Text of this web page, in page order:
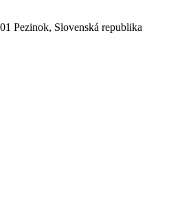
Pezinok, Slovenská republika